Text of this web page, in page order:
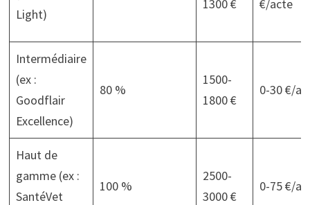
Light)
1300 €
€/acte
Intermédiaire
(ex :
Goodflair
Excellence)
80 %
1500-
1800 €
0-30 €/an
Haut de
gamme (ex :
SantéVet
100 %
2500-
3000 €
0-75 €/an